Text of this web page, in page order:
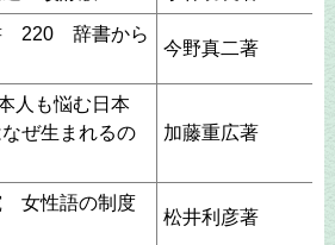
220 辞書から
今野真二著
も悩む日本
ぜ生まれるの
加藤重広著
女性語の制度
松井利彦著